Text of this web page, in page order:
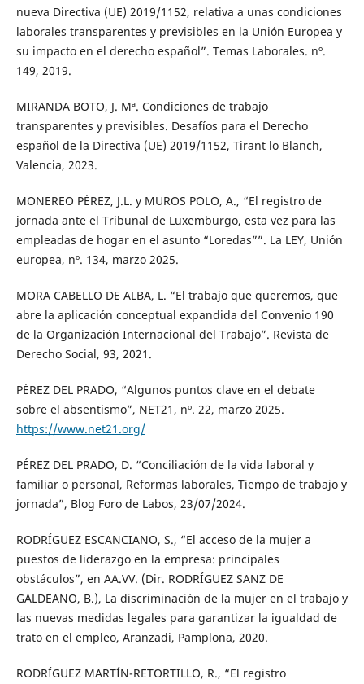
nueva Directiva (UE) 2019/1152, relativa a unas condiciones
laborales transparentes y previsibles en la Unión Europea y
su impacto en el derecho español”. Temas Laborales. nº.
149, 2019.
MIRANDA BOTO, J. Mª. Condiciones de trabajo
transparentes y previsibles. Desafíos para el Derecho
español de la Directiva (UE) 2019/1152, Tirant lo Blanch,
Valencia, 2023.
MONEREO PÉREZ, J.L. y MUROS POLO, A., “El registro de
jornada ante el Tribunal de Luxemburgo, esta vez para las
empleadas de hogar en el asunto “Loredas””. La LEY, Unión
europea, nº. 134, marzo 2025.
MORA CABELLO DE ALBA, L. “El trabajo que queremos, que
abre la aplicación conceptual expandida del Convenio 190
de la Organización Internacional del Trabajo”. Revista de
Derecho Social, 93, 2021.
PÉREZ DEL PRADO, “Algunos puntos clave en el debate
sobre el absentismo”, NET21, nº. 22, marzo 2025.
https://www.net21.org/
PÉREZ DEL PRADO, D. “Conciliación de la vida laboral y
familiar o personal, Reformas laborales, Tiempo de trabajo y
jornada”, Blog Foro de Labos, 23/07/2024.
RODRÍGUEZ ESCANCIANO, S., “El acceso de la mujer a
puestos de liderazgo en la empresa: principales
obstáculos”, en AA.VV. (Dir. RODRÍGUEZ SANZ DE
GALDEANO, B.), La discriminación de la mujer en el trabajo y
las nuevas medidas legales para garantizar la igualdad de
trato en el empleo, Aranzadi, Pamplona, 2020.
RODRÍGUEZ MARTÍN-RETORTILLO, R., “El registro